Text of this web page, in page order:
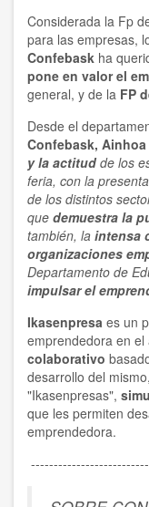
Considerada la Fp
para las empresas,
Confebask ha
pone en valor el
general, y de la FP
Desde el
Confebask,
y la actitud de los
feria, con la
de los distintos
que demuestra la
también, la intensa
organizaciones
Departamento de
impulsar el
Ikasenpresa es un
emprendedora en
colaborativo
desarrollo del
"Ikasenpresas",
que les permiten
emprendedora.